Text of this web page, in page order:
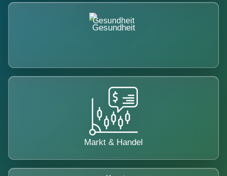
Gesundheit
Markt & Handel